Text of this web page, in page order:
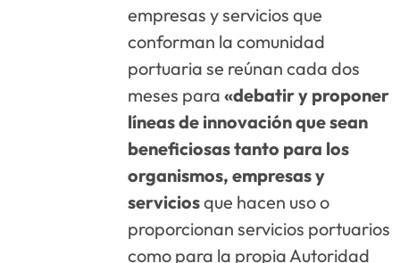
empresas y servicios que
conforman la comunidad
portuaria se reúnan cada dos
meses para«debatir y proponer
líneas de innovación que sean
beneficiosas tanto para los
organismos, empresas y
serviciosque hacen uso o
proporcionan servicios portuarios
como para la propia Autoridad